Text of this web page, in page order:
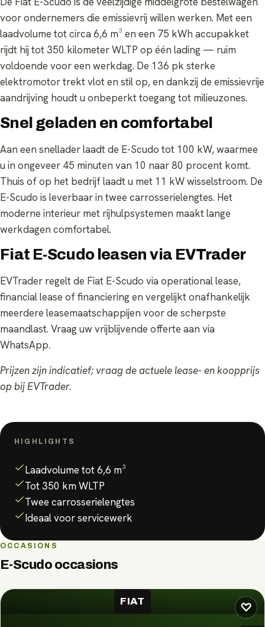
voor ondernemers die emissievrij willen werken. Met een
laadvolume tot circa 6,6 m³ en een 75 kWh accupakket
rijdt hij tot 350 kilometer WLTP op één lading — ruim
voldoende voor een werkdag. De 136 pk sterke
elektromotor trekt vlot en stil op, en dankzij de emissievrije
aandrijving houdt u onbeperkt toegang tot milieuzones.
Snel geladen en comfortabel
Aan een snellader laadt de E-Scudo tot 100 kW, waarmee
u in ongeveer 45 minuten van 10 naar 80 procent komt.
Thuis of op het bedrijf laadt u met 11 kW wisselstroom. De
E-Scudo is leverbaar in twee carrosserielengtes. Het
moderne interieur met rijhulpsystemen maakt lange
werkdagen comfortabel.
Fiat E-Scudo leasen via EVTrader
EVTrader regelt de Fiat E-Scudo via operational lease,
financial lease of financiering en vergelijkt onafhankelijk
meerdere leasemaatschappijen voor de scherpste
maandlast. Vraag uw vrijblijvende offerte aan via
WhatsApp.
Prijzen zijn indicatief; vraag de actuele lease- en koopprijs
op bij EVTrader.
HIGHLIGHTS
Laadvolume tot 6,6 m³
Tot 350 km WLTP
Twee carrosserielengtes
Ideaal voor servicewerk
OCCASIONS
E-Scudo occasions
♡
FIAT